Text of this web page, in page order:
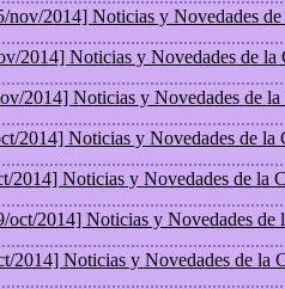
nov/2014] Noticias y Novedades
2014] Noticias y Novedades de la
2014] Noticias y Novedades de
2014] Noticias y Novedades de la
2014] Noticias y Novedades de la
oct/2014] Noticias y Novedades de
2014] Noticias y Novedades de la